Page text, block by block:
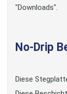
"Downloads".
No-Drip
Diese